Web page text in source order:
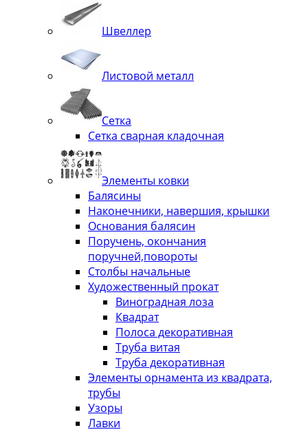
Швеллер
Листовой металл
Сетка
Сетка сварная кладочная
Элементы ковки
Балясины
Наконечники, навершия, крышки
Основания балясин
Поручень, окончания
поручней,повороты
Столбы начальные
Художественный прокат
Виноградная лоза
Квадрат
Полоса декоративная
Труба витая
Труба декоративная
Элементы орнамента из квадрата,
трубы
Узоры
Лавки